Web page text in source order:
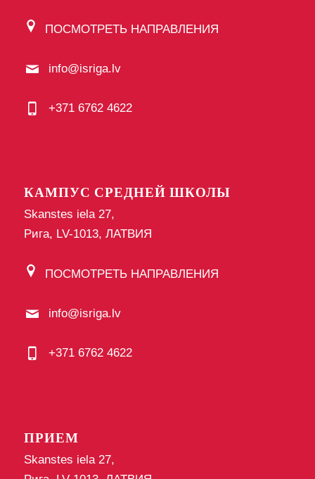
ПОСМОТРЕТЬ НАПРАВЛЕНИЯ
info@isriga.lv
+371 6762 4622
КАМПУС СРЕДНЕЙ ШКОЛЫ
Skanstes iela 27,
Рига, LV-1013, ЛАТВИЯ
ПОСМОТРЕТЬ НАПРАВЛЕНИЯ
info@isriga.lv
+371 6762 4622
ПРИЕМ
Skanstes iela 27,